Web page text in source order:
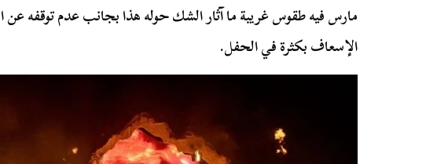
مارس فيه طقوس غريبة ما آثار الشك حوله هذا بجانب عدم توقفه عن
الإسعاف بكثرة في الحفل.